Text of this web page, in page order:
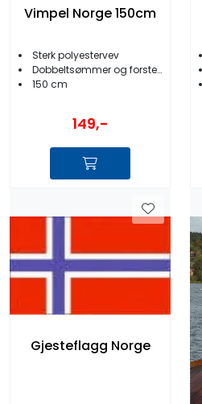
Vimpel Norge 150cm
Sterk polyestervev
Dobbeltsømmer og forsterket rygg
150 cm
149,-
Gjesteflagg Norge